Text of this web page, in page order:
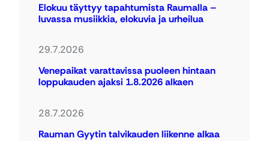
Elokuu täyttyy tapahtumista Raumalla –
luvassa musiikkia, elokuvia ja urheilua
29.7.2026
Venepaikat varattavissa puoleen hintaan
loppukauden ajaksi 1.8.2026 alkaen
28.7.2026
Rauman Gyytin talvikauden liikenne alkaa